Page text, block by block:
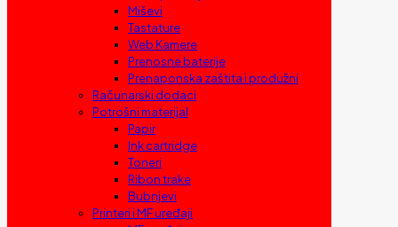
Miševi
Tastature
Web Kamere
Prenosne baterije
Prenaponska zaštita i produžni
Računarski dodaci
Potrošni materijal
Papir
Ink cartridge
Toneri
Ribon trake
Bubnjevi
Printeri i MF uređaji